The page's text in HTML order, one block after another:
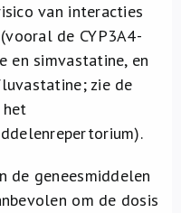
van interacties
de CYP3A4-
en simvastatine, en
zie de
de geneesmiddelen
om de dosis